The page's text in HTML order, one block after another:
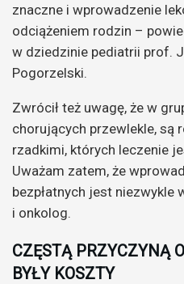
znaczne i wprowadzenie
odciążeniem rodzin –
w dziedzinie pediatrii prof.
Pogorzelski.
Zwrócił też uwagę, że w
chorujących przewlekle, są
rzadkimi, których leczenie
Uważam zatem, że
bezpłatnych jest niezwykle
i onkolog.
CZĘSTĄ PRZYCZYNĄ
BYŁY KOSZTY